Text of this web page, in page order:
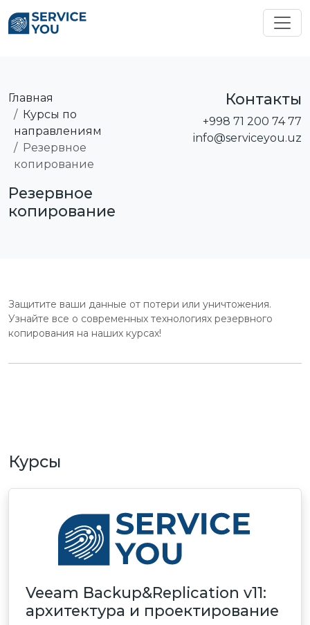
Главная
Курсы по
направлениям
Резервное
копирование
Резервное
копирование
Контакты
+998 71 200 74 77
info@serviceyou.uz
Защитите ваши данные от потери или уничтожения.
Узнайте все о современных технологиях резервного
копирования на наших курсах!
Курсы
Veeam Backup&Replication v11:
архитектура и проектирование